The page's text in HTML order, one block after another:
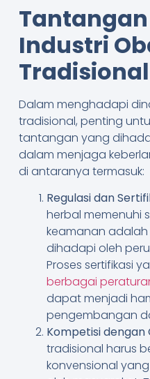
Industri
Tradisional
Dalam menghadapi
tradisional, penting
tantangan yang
dalam menjaga
di antaranya termasuk:
Regulasi dan
herbal memenuhi
keamanan
dihadapi oleh
Proses sertifikasi
berbagai
dapat menjadi
pengembangan
Kompetisi dengan
tradisional harus
konvensional